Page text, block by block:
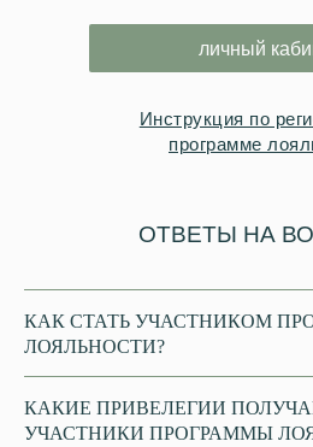
личный
Инструкция по
программе
ОТВЕТЫ НА
КАК СТАТЬ УЧАСТНИКОМ
ЛОЯЛЬНОСТИ?
КАКИЕ ПРИВЕЛЕГИИ
УЧАСТНИКИ ПРОГРАММЫ